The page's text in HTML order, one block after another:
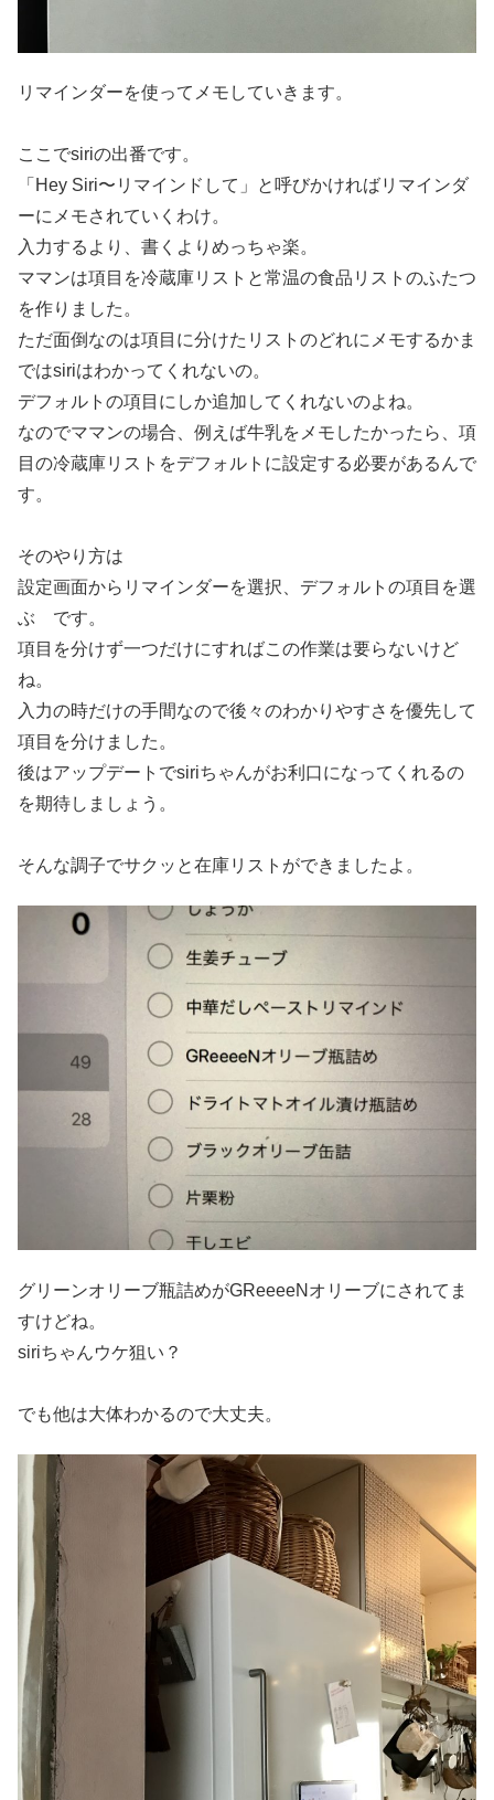
リマインダーを使ってメモしていきます。
ここでsiriの出番です。
「Hey Siri〜リマインドして」と呼びかければリマインダ
ーにメモされていくわけ。
入力するより、書くよりめっちゃ楽。
ママンは項目を冷蔵庫リストと常温の食品リストのふたつ
を作りました。
ただ面倒なのは項目に分けたリストのどれにメモするかま
ではsiriはわかってくれないの。
デフォルトの項目にしか追加してくれないのよね。
なのでママンの場合、例えば牛乳をメモしたかったら、項
目の冷蔵庫リストをデフォルトに設定する必要があるんで
す。
そのやり方は
設定画面からリマインダーを選択、デフォルトの項目を選
ぶ です。
項目を分けず一つだけにすればこの作業は要らないけど
ね。
入力の時だけの手間なので後々のわかりやすさを優先して
項目を分けました。
後はアップデートでsiriちゃんがお利口になってくれるの
を期待しましょう。
そんな調子でサクッと在庫リストができましたよ。
グリーンオリーブ瓶詰めがGReeeeNオリーブにされてま
すけどね。
siriちゃんウケ狙い？
でも他は大体わかるので大丈夫。